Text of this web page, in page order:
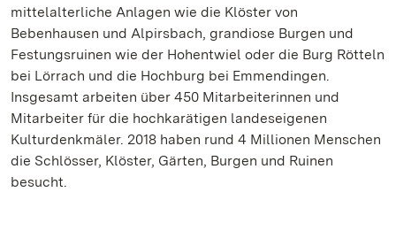
mittelalterliche Anlagen wie die Klöster von
Bebenhausen und Alpirsbach, grandiose Burgen und
Festungsruinen wie der Hohentwiel oder die Burg Rötteln
bei Lörrach und die Hochburg bei Emmendingen.
Insgesamt arbeiten über 450 Mitarbeiterinnen und
Mitarbeiter für die hochkarätigen landeseigenen
Kulturdenkmäler. 2018 haben rund 4 Millionen Menschen
die Schlösser, Klöster, Gärten, Burgen und Ruinen
besucht.